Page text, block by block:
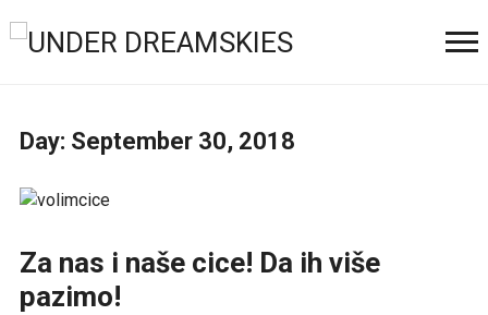
Day: September 30, 2018
Za nas i naše cice! Da ih više
pazimo!